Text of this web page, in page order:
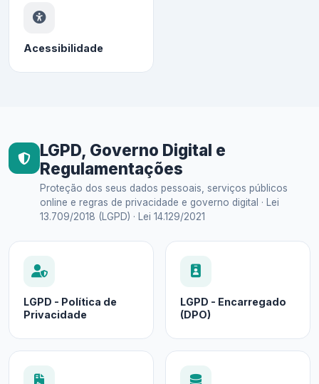
Acessibilidade
LGPD, Governo Digital e
Regulamentações
Proteção dos seus dados pessoais, serviços públicos
online e regras de privacidade e governo digital · Lei
13.709/2018 (LGPD) · Lei 14.129/2021
LGPD - Política de
Privacidade
LGPD - Encarregado
(DPO)